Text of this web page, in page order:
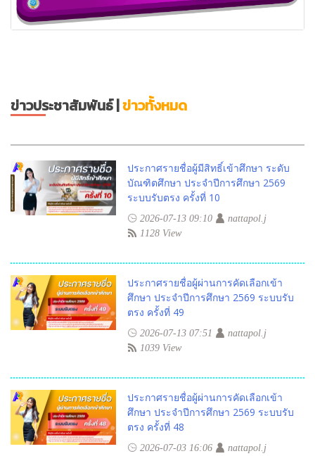
ข่าวประชาสัมพันธ์ |ข่าวทั้งหมด
ประกาศรายชื่อผู้มีสิทธิ์เข้าศึกษา ระดับ
บัณฑิตศึกษา ประจำปีการศึกษา 2569
ระบบรับตรง ครั้งที่ 10
2026-07-13 09:10
nattapol.j
1128 View
ประกาศรายชื่อผู้ผ่านการคัดเลือกเข้า
ศึกษา ประจำปีการศึกษา 2569 ระบบรับ
ตรง ครั้งที่ 49
2026-07-13 07:51
nattapol.j
1039 View
ประกาศรายชื่อผู้ผ่านการคัดเลือกเข้า
ศึกษา ประจำปีการศึกษา 2569 ระบบรับ
ตรง ครั้งที่ 48
2026-07-03 16:06
nattapol.j